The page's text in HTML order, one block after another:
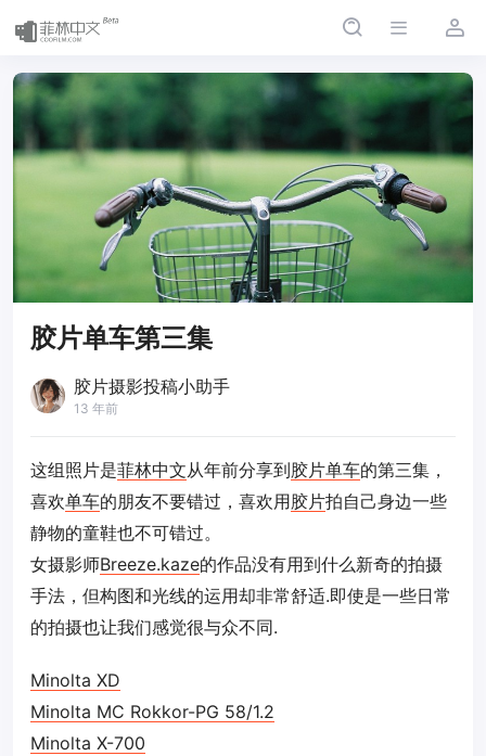
胶片单车第三集
胶片摄影投稿小助手
13 年前
这组照片是菲林中文从年前分享到胶片单车的第三集，
喜欢单车的朋友不要错过，喜欢用胶片拍自己身边一些
静物的童鞋也不可错过。
女摄影师Breeze.kaze的作品没有用到什么新奇的拍摄
手法，但构图和光线的运用却非常舒适.即使是一些日常
的拍摄也让我们感觉很与众不同.
Minolta XD
Minolta MC Rokkor-PG 58/1.2
Minolta X-700